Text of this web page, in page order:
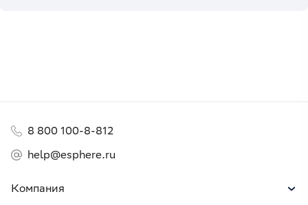
Компания
8 800 100-8-812
help@esphere.ru